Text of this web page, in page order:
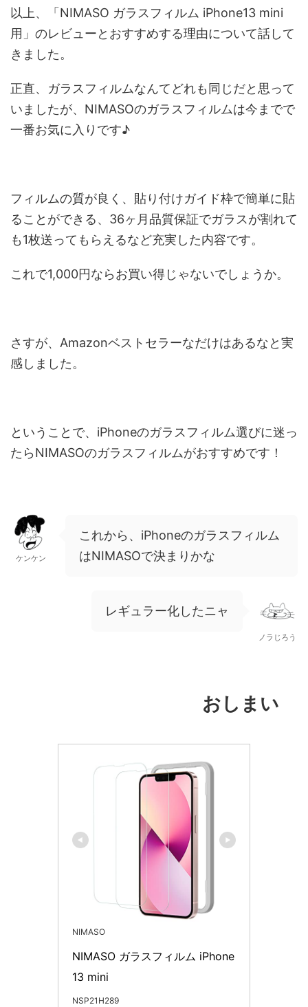
以上、「NIMASO ガラスフィルム iPhone13 mini
用」のレビューとおすすめする理由について話して
きました。
正直、ガラスフィルムなんてどれも同じだと思って
いましたが、NIMASOのガラスフィルムは今までで
一番お気に入りです♪
フィルムの質が良く、貼り付けガイド枠で簡単に貼
ることができる、36ヶ月品質保証でガラスが割れて
も1枚送ってもらえるなど充実した内容です。
これで1,000円ならお買い得じゃないでしょうか。
さすが、Amazonベストセラーなだけはあるなと実
感しました。
ということで、iPhoneのガラスフィルム選びに迷っ
たらNIMASOのガラスフィルムがおすすめです！
ケンケン
これから、iPhoneのガラスフィルム
はNIMASOで決まりかな
レギュラー化したニャ
ノラじろう
おしまい
NIMASO
NIMASO ガラスフィルム iPhone
13 mini
NSP21H289